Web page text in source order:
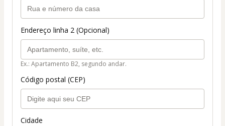
Endereço linha 2 (Opcional)
Ex.: Apartamento B2, segundo andar.
Código postal (CEP)
Cidade